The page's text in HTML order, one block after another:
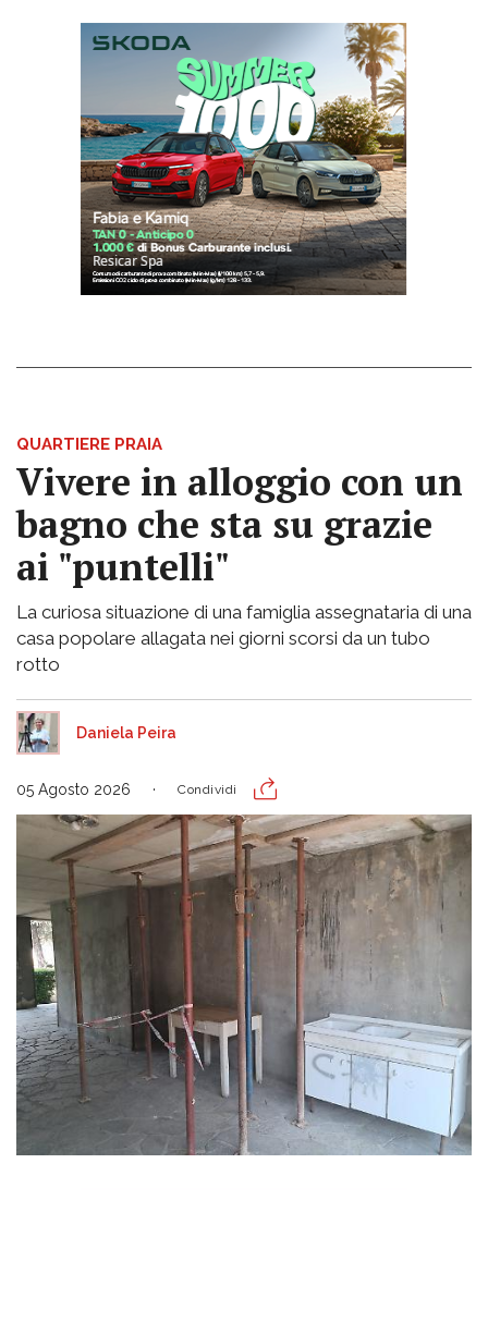
QUARTIERE PRAIA
Vivere in alloggio con un
bagno che sta su grazie
ai "puntelli"
La curiosa situazione di una famiglia assegnataria di una
casa popolare allagata nei giorni scorsi da un tubo
rotto
Daniela Peira
05 Agosto 2026 Condividi